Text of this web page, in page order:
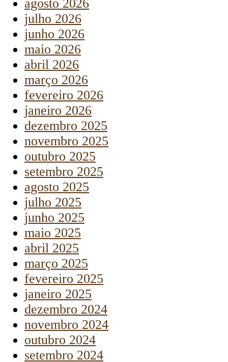
agosto 2026
julho 2026
junho 2026
maio 2026
abril 2026
março 2026
fevereiro 2026
janeiro 2026
dezembro 2025
novembro 2025
outubro 2025
setembro 2025
agosto 2025
julho 2025
junho 2025
maio 2025
abril 2025
março 2025
fevereiro 2025
janeiro 2025
dezembro 2024
novembro 2024
outubro 2024
setembro 2024